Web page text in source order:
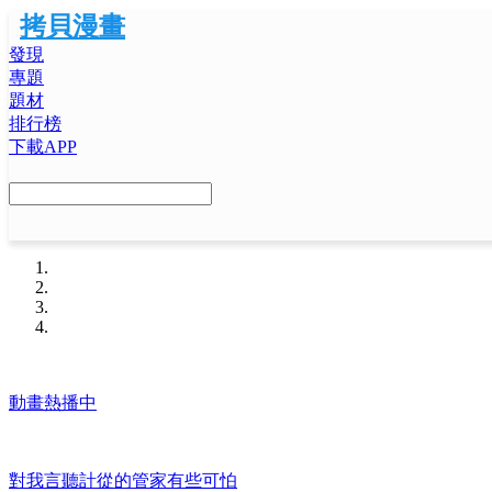
拷貝漫畫
發現
專題
題材
排行榜
下載APP
動畫熱播中
對我言聽計從的管家有些可怕